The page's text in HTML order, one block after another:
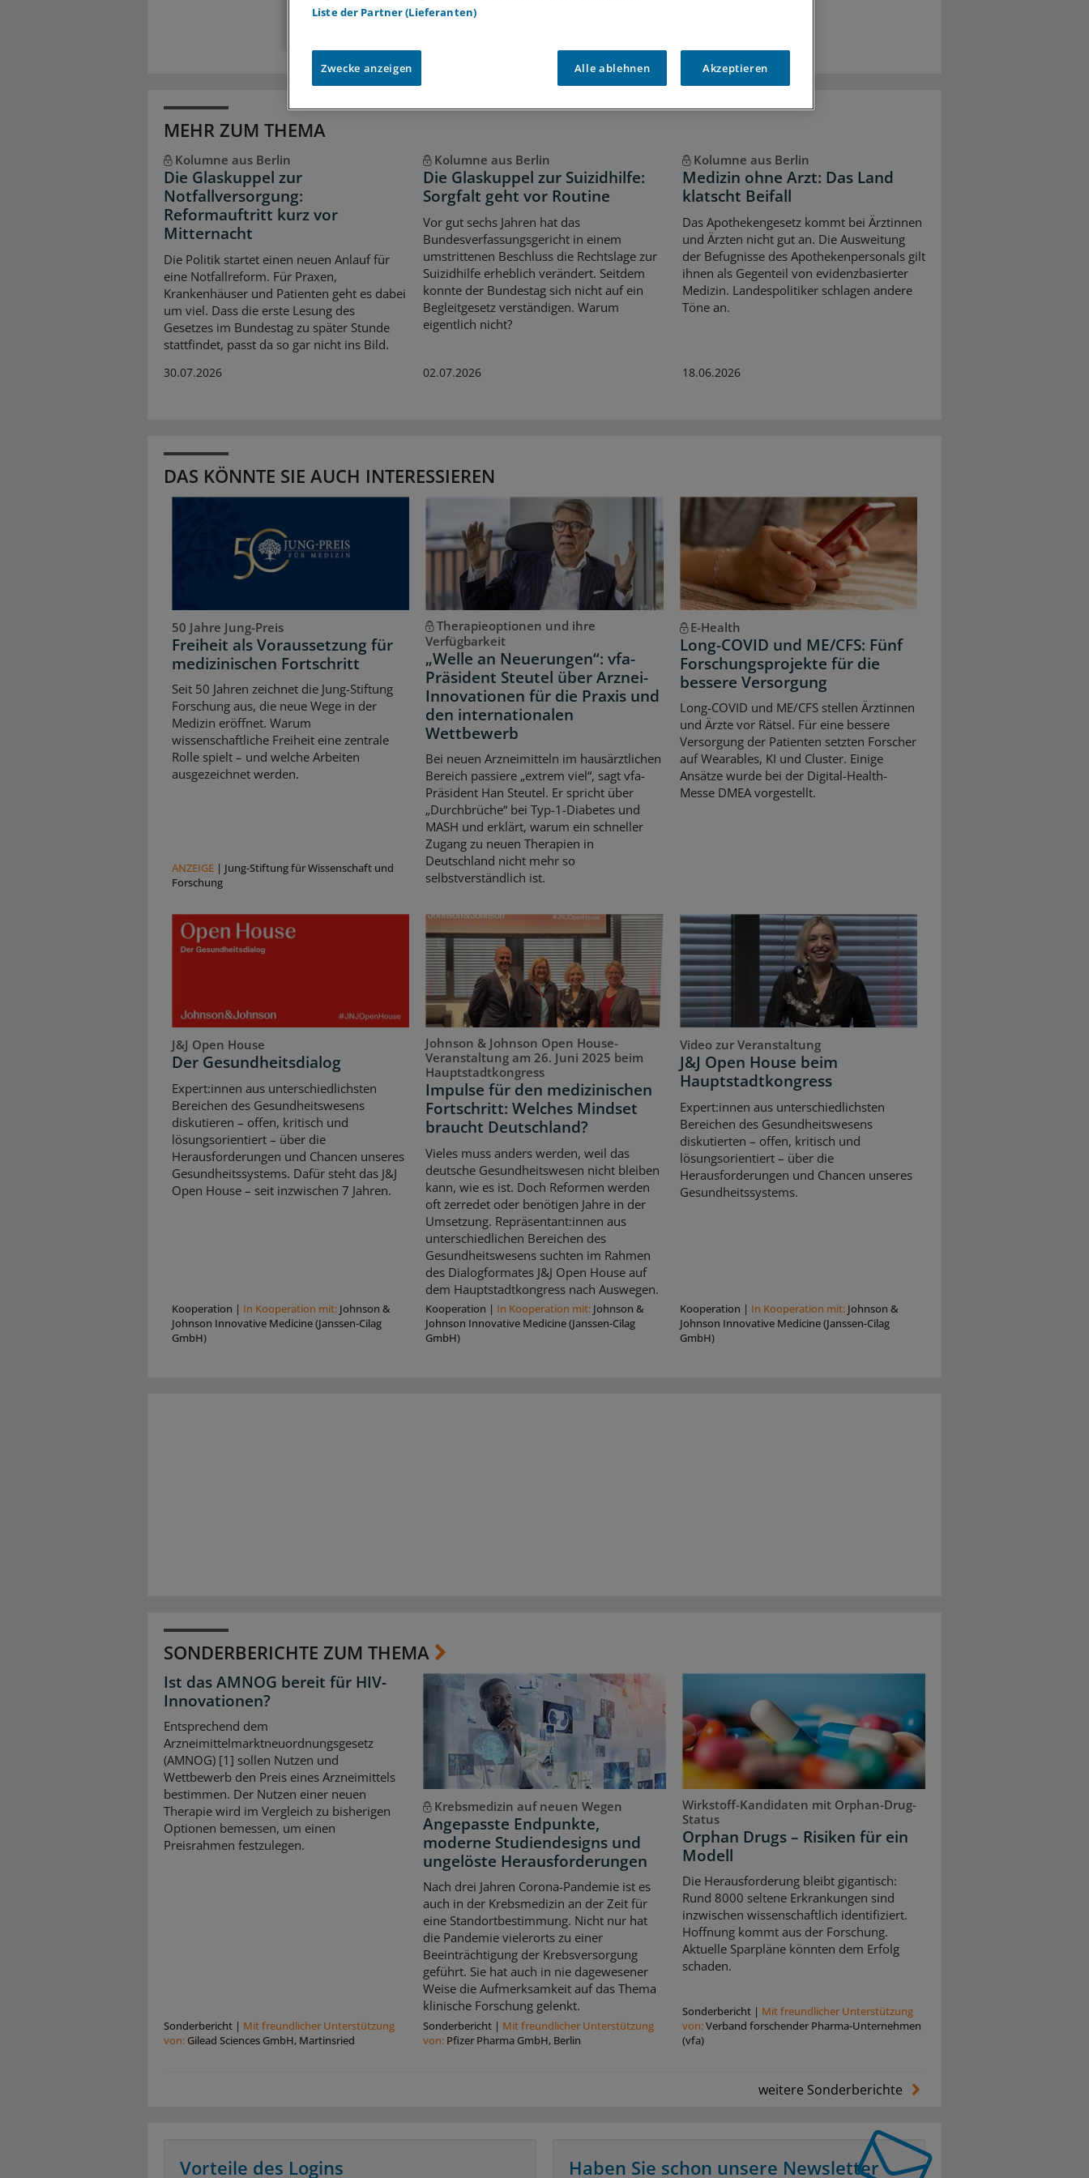
Voraussetzungen für den Zugang
MEHR ZUM THEMA
Kolumne aus Berlin
Die Glaskuppel zur
Notfallversorgung:
Reformauftritt kurz vor
Mitternacht
Die Politik startet einen neuen Anlauf für
eine Notfallreform. Für Praxen,
Krankenhäuser und Patienten geht es dabei
um viel. Dass die erste Lesung des
Gesetzes im Bundestag zu später Stunde
stattfindet, passt da so gar nicht ins Bild.
30.07.2026
Kolumne aus Berlin
Die Glaskuppel zur Suizidhilfe:
Sorgfalt geht vor Routine
Vor gut sechs Jahren hat das
Bundesverfassungsgericht in einem
umstrittenen Beschluss die Rechtslage zur
Suizidhilfe erheblich verändert. Seitdem
konnte der Bundestag sich nicht auf ein
Begleitgesetz verständigen. Warum
eigentlich nicht?
02.07.2026
Kolumne aus Berlin
Medizin ohne Arzt: Das Land
klatscht Beifall
Das Apothekengesetz kommt bei Ärztinnen
und Ärzten nicht gut an. Die Ausweitung
der Befugnisse des Apothekenpersonals gilt
ihnen als Gegenteil von evidenzbasierter
Medizin. Landespolitiker schlagen andere
Töne an.
18.06.2026
DAS KÖNNTE SIE AUCH INTERESSIEREN
50 Jahre Jung-Preis
Freiheit als Voraussetzung für
medizinischen Fortschritt
Seit 50 Jahren zeichnet die Jung-Stiftung
Forschung aus, die neue Wege in der
Medizin eröffnet. Warum
wissenschaftliche Freiheit eine zentrale
Rolle spielt – und welche Arbeiten
ausgezeichnet werden.
ANZEIGE | Jung-Stiftung für Wissenschaft und
Forschung
Therapieoptionen und ihre
Verfügbarkeit
„Welle an Neuerungen“: vfa-
Präsident Steutel über Arznei-
Innovationen für die Praxis und
den internationalen
Wettbewerb
Bei neuen Arzneimitteln im hausärztlichen
Bereich passiere „extrem viel“, sagt vfa-
Präsident Han Steutel. Er spricht über
„Durchbrüche“ bei Typ-1-Diabetes und
MASH und erklärt, warum ein schneller
Zugang zu neuen Therapien in
Deutschland nicht mehr so
selbstverständlich ist.
E-Health
Long-COVID und ME/CFS: Fünf
Forschungsprojekte für die
bessere Versorgung
Long-COVID und ME/CFS stellen Ärztinnen
und Ärzte vor Rätsel. Für eine bessere
Versorgung der Patienten setzten Forscher
auf Wearables, KI und Cluster. Einige
Ansätze wurde bei der Digital-Health-
Messe DMEA vorgestellt.
J&J Open House
Der Gesundheitsdialog
Expert:innen aus unterschiedlichsten
Bereichen des Gesundheitswesens
diskutieren – offen, kritisch und
lösungsorientiert – über die
Herausforderungen und Chancen unseres
Gesundheitssystems. Dafür steht das J&J
Open House – seit inzwischen 7 Jahren.
Kooperation | In Kooperation mit: Johnson &
Johnson Innovative Medicine (Janssen-Cilag
GmbH)
Johnson & Johnson Open House-
Veranstaltung am 26. Juni 2025 beim
Hauptstadtkongress
Impulse für den medizinischen
Fortschritt: Welches Mindset
braucht Deutschland?
Vieles muss anders werden, weil das
deutsche Gesundheitswesen nicht bleiben
kann, wie es ist. Doch Reformen werden
oft zerredet oder benötigen Jahre in der
Umsetzung. Repräsentant:innen aus
unterschiedlichen Bereichen des
Gesundheitswesens suchten im Rahmen
des Dialogformates J&J Open House auf
dem Hauptstadtkongress nach Auswegen.
Kooperation | In Kooperation mit: Johnson &
Johnson Innovative Medicine (Janssen-Cilag
GmbH)
Video zur Veranstaltung
J&J Open House beim
Hauptstadtkongress
Expert:innen aus unterschiedlichsten
Bereichen des Gesundheitswesens
diskutierten – offen, kritisch und
lösungsorientiert – über die
Herausforderungen und Chancen unseres
Gesundheitssystems.
Kooperation | In Kooperation mit: Johnson &
Johnson Innovative Medicine (Janssen-Cilag
GmbH)
SONDERBERICHTE ZUM THEMA
Ist das AMNOG bereit für HIV-
Innovationen?
Entsprechend dem
Arzneimittelmarktneuordnungsgesetz
(AMNOG) [1] sollen Nutzen und
Wettbewerb den Preis eines Arzneimittels
bestimmen. Der Nutzen einer neuen
Therapie wird im Vergleich zu bisherigen
Optionen bemessen, um einen
Preisrahmen festzulegen.
Sonderbericht | Mit freundlicher Unterstützung
von: Gilead Sciences GmbH, Martinsried
Krebsmedizin auf neuen Wegen
Angepasste Endpunkte,
moderne Studiendesigns und
ungelöste Herausforderungen
Nach drei Jahren Corona-Pandemie ist es
auch in der Krebsmedizin an der Zeit für
eine Standortbestimmung. Nicht nur hat
die Pandemie vielerorts zu einer
Beeinträchtigung der Krebsversorgung
geführt. Sie hat auch in nie dagewesener
Weise die Aufmerksamkeit auf das Thema
klinische Forschung gelenkt.
Sonderbericht| Mit freundlicher Unterstützung
von: Pfizer Pharma GmbH, Berlin
Wirkstoff-Kandidaten mit Orphan-Drug-
Status
Orphan Drugs – Risiken für ein
Modell
Die Herausforderung bleibt gigantisch:
Rund 8000 seltene Erkrankungen sind
inzwischen wissenschaftlich identifiziert.
Hoffnung kommt aus der Forschung.
Aktuelle Sparpläne könnten dem Erfolg
schaden.
Sonderbericht| Mit freundlicher Unterstützung
von:Verband forschender Pharma-Unternehmen
(vfa)
weitere Sonderberichte
Vorteile des Logins Haben Sie schon unsere Newsletter
Liste der Partner (Lieferanten)
Zwecke anzeigen Alle ablehnen Akzeptieren